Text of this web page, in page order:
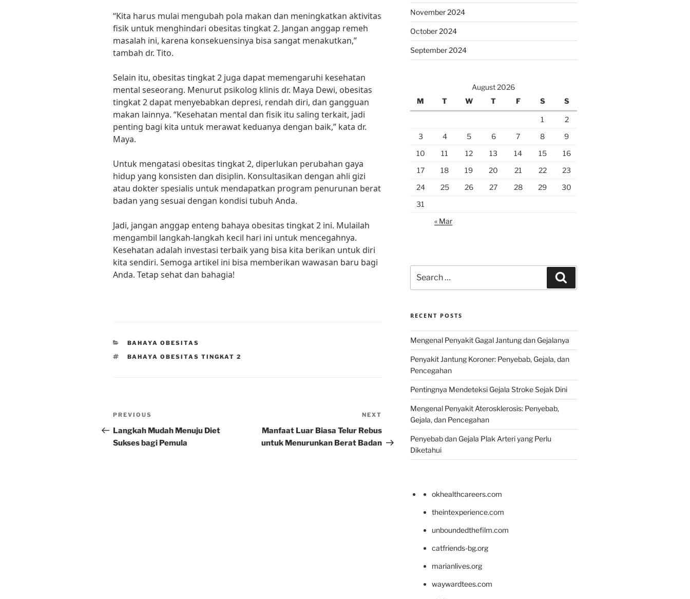
“Kita harus mulai mengubah pola makan dan meningkatkan aktivitas
fisik untuk menghindari obesitas tingkat 2. Jangan anggap remeh
masalah ini, karena konsekuensinya bisa sangat menakutkan,”
tambah dr. Tito.
Selain itu, obesitas tingkat 2 juga dapat memengaruhi kesehatan
mental seseorang. Menurut psikolog klinis dr. Maya Dewi, obesitas
tingkat 2 dapat menyebabkan depresi, rendah diri, dan gangguan
makan lainnya. “Kesehatan mental dan fisik itu saling terkait, jadi
penting bagi kita untuk merawat keduanya dengan baik,” kata dr.
Maya.
Untuk mengatasi obesitas tingkat 2, diperlukan perubahan gaya
hidup yang konsisten dan disiplin. Konsultasikan dengan ahli gizi
atau dokter spesialis untuk mendapatkan program penurunan berat
badan yang sesuai dengan kondisi tubuh Anda.
Jadi, jangan anggap enteng bahaya obesitas tingkat 2 ini. Mulailah
mengambil langkah-langkah kecil hari ini untuk mencegahnya.
Kesehatan adalah investasi terbaik yang bisa kita berikan untuk diri
kita sendiri. Semoga artikel ini bisa memberikan wawasan baru bagi
Anda. Tetap sehat dan bahagia!
CATEGORIES
BAHAYA OBESITAS
TAGS
BAHAYA OBESITAS TINGKAT 2
Post
navigation
Previous
Post
PREVIOUS
Langkah Mudah Menuju Diet
Sukses bagi Pemula
Post
NEXT
Manfaat Luar Biasa Telur Rebus
untuk Menurunkan Berat Badan
November 2024
October 2024
September 2024
August 2026
M
T W T F S S
1
2
3
4 5 6 7 8
9
10
11 12 13 14 15
16
17
18 19 20 21 22
23
24
25 26 27 28 29
30
31
« Mar
for:
RECENT POSTS
Mengenal Penyakit Gagal Jantung dan Gejalanya
Penyakit Jantung Koroner: Penyebab, Gejala, dan
Pencegahan
Pentingnya Mendeteksi Gejala Stroke Sejak Dini
Mengenal Penyakit Aterosklerosis: Penyebab,
Gejala, dan Pencegahan
Penyebab dan Gejala Plak Arteri yang Perlu
Diketahui
okhealthcareers.com
theintexperience.com
unboundedthefilm.com
catfriends-bg.org
marianlives.org
waywardtees.com